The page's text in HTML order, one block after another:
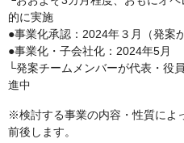
的に実施
●事業化承認：2024年３月（発案
●事業化・子会社化：2024年5月
└発案チームメンバーが代表・役
進中
※検討する事業の内容・性質によ
前後します。